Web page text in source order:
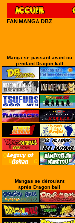
FAN MANGA DBZ
Manga se passant avant ou
pendant Dragon ball
Mangas se déroulant
après Dragon ball